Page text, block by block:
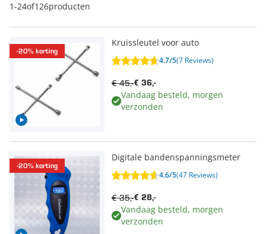
1-24of126producten
-20% korting
Kruissleutel voor auto
4.7/5(7 Reviews)
€ 36,-
€ 45,-
Vandaag besteld, morgen
verzonden
-20% korting
Digitale bandenspanningsmeter
4.6/5(47 Reviews)
€ 28,-
€ 35,-
Vandaag besteld, morgen
verzonden